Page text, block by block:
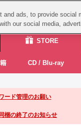
STORE
STORE
ASOBI
グッズ
CD / Blu-ray
ーズ
ラガールズ
ッズ
ー
ード管理のお願い
梱の終了のお知らせ
ads, to provide
our social media,